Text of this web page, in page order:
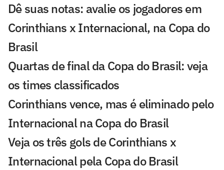
Dê suas notas: avalie os jogadores em
Corinthians x Internacional, na Copa do
Brasil
Quartas de final da Copa do Brasil: veja
os times classificados
Corinthians vence, mas é eliminado pelo
Internacional na Copa do Brasil
Veja os três gols de Corinthians x
Internacional pela Copa do Brasil